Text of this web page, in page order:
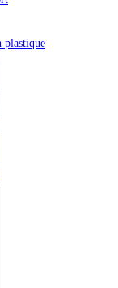
plastique